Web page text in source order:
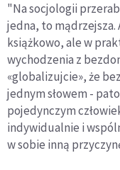
"Na socjologii
jedna, to mądrzejsza.
książkowo, ale w
wychodzenia z
«globalizujcie», że
jednym słowem -
pojedynczym
indywidualnie i
w sobie inną